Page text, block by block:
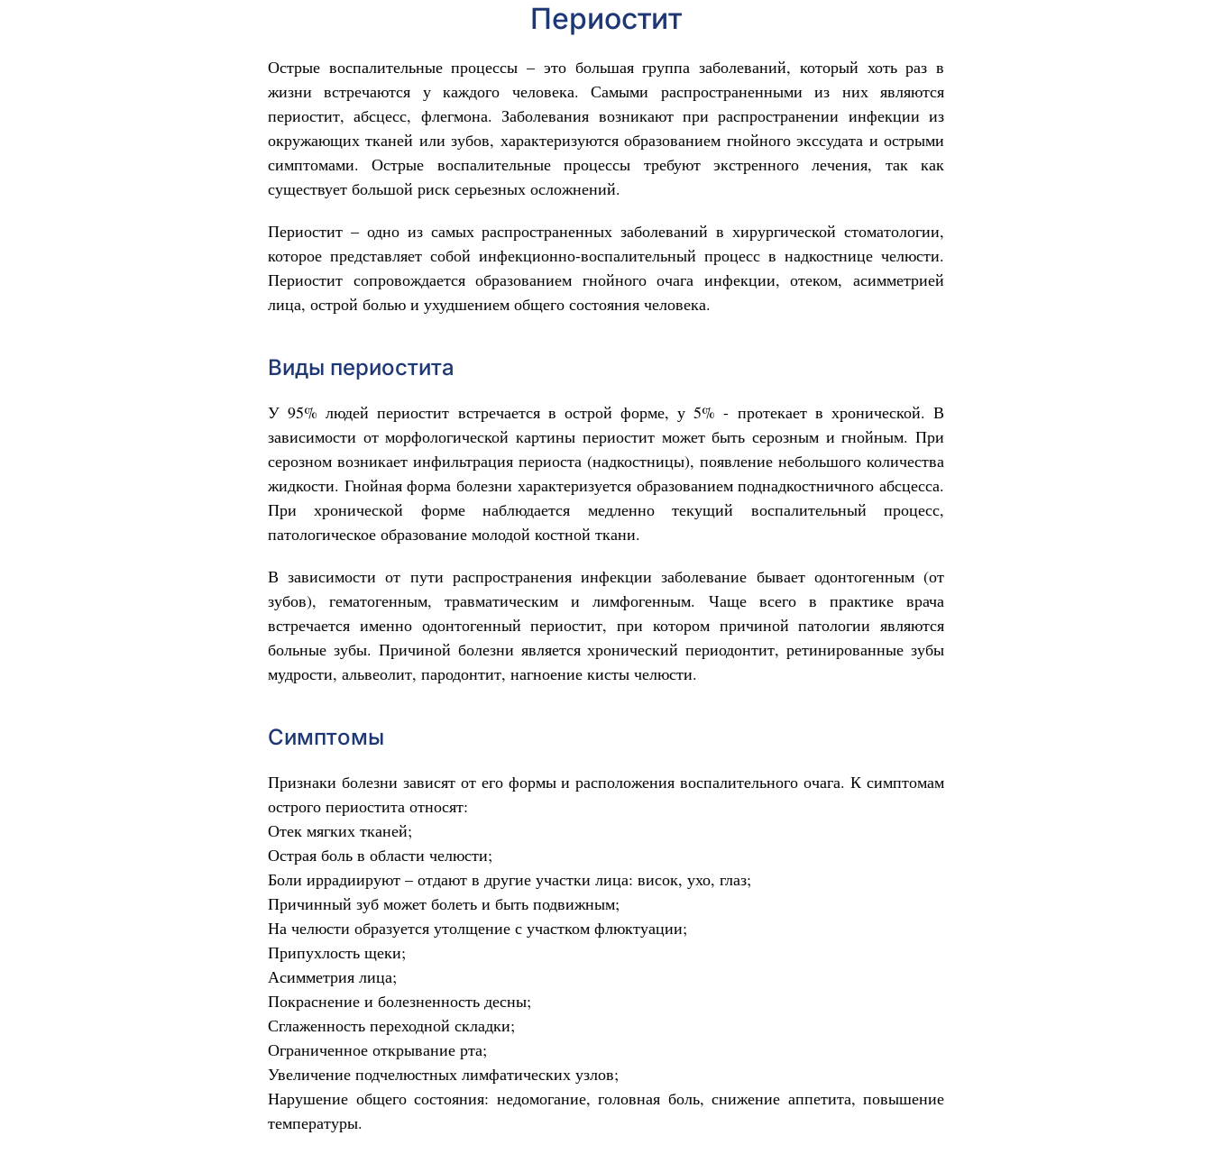
Периостит
Острые воспалительные процессы – это большая группа заболеваний, который хоть раз в
жизни встречаются у каждого человека. Самыми распространенными из них являются
периостит, абсцесс, флегмона. Заболевания возникают при распространении инфекции из
окружающих тканей или зубов, характеризуются образованием гнойного экссудата и острыми
симптомами. Острые воспалительные процессы требуют экстренного лечения, так как
существует большой риск серьезных осложнений.
Периостит – одно из самых распространенных заболеваний в хирургической стоматологии,
которое представляет собой инфекционно-воспалительный процесс в надкостнице челюсти.
Периостит сопровождается образованием гнойного очага инфекции, отеком, асимметрией
лица, острой болью и ухудшением общего состояния человека.
Виды периостита
У 95% людей периостит встречается в острой форме, у 5% - протекает в хронической. В
зависимости от морфологической картины периостит может быть серозным и гнойным. При
серозном возникает инфильтрация периоста (надкостницы), появление небольшого количества
жидкости. Гнойная форма болезни характеризуется образованием поднадкостничного абсцесса.
При хронической форме наблюдается медленно текущий воспалительный процесс,
патологическое образование молодой костной ткани.
В зависимости от пути распространения инфекции заболевание бывает одонтогенным (от
зубов), гематогенным, травматическим и лимфогенным. Чаще всего в практике врача
встречается именно одонтогенный периостит, при котором причиной патологии являются
больные зубы. Причиной болезни является хронический периодонтит, ретинированные зубы
мудрости, альвеолит, пародонтит, нагноение кисты челюсти.
Симптомы
Признаки болезни зависят от его формы и расположения воспалительного очага. К симптомам
острого периостита относят:
Отек мягких тканей;
Острая боль в области челюсти;
Боли иррадиируют – отдают в другие участки лица: висок, ухо, глаз;
Причинный зуб может болеть и быть подвижным;
На челюсти образуется утолщение с участком флюктуации;
Припухлость щеки;
Асимметрия лица;
Покраснение и болезненность десны;
Сглаженность переходной складки;
Ограниченное открывание рта;
Увеличение подчелюстных лимфатических узлов;
Нарушение общего состояния: недомогание, головная боль, снижение аппетита, повышение
температуры.